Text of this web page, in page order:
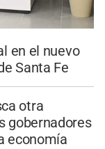
en el nuevo
Santa Fe
otra
gobernadores
economía